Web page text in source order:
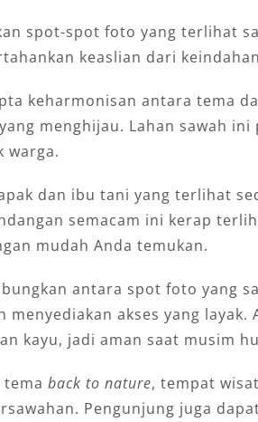
spot-spot foto yang terlihat
keaslian dari
keharmonisan antara tema
menghijau. Lahan sawah
warga.
dan ibu tani yang terlihat
semacam ini kerap
mudah Anda temukan.
antara spot foto yang
menyediakan akses yang layak.
kayu, jadi aman saat musim
tema back to nature, tempat
Pengunjung juga